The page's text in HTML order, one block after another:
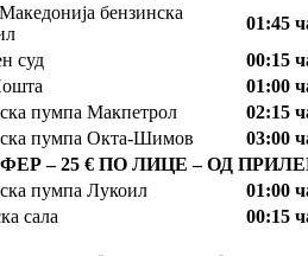
бензинска
01:45
суд
00:15
01:00
пумпа Макпетрол
02:15
пумпа Окта-Шимов
03:00
– 25 € ПО ЛИЦЕ – ОД
пумпа Лукоил
01:00
сала 00:15